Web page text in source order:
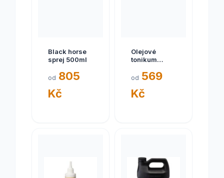
Black horse
sprej 500ml
od 805
Kč
Olejové
tonikum
koně 500 ml
od 569
Kč